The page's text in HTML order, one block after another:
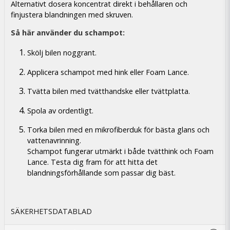
Alternativt dosera koncentrat direkt i behållaren och
finjustera blandningen med skruven.
Så här använder du schampot:
Skölj bilen noggrant.
Applicera schampot med hink eller Foam Lance.
Tvätta bilen med tvätthandske eller tvättplatta.
Spola av ordentligt.
Torka bilen med en mikrofiberduk för bästa glans och
vattenavrinning.
Schampot fungerar utmärkt i både tvätthink och Foam
Lance. Testa dig fram för att hitta det
blandningsförhållande som passar dig bäst.
SÄKERHETSDATABLAD